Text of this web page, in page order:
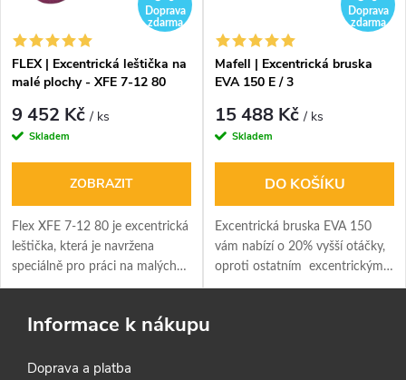
Doprava
zdarma
FLEX | Excentrická leštička na
malé plochy - XFE 7-12 80
9 452 Kč/ ks
Skladem
ZOBRAZIT
Flex XFE 7-12 80 je excentrická
leštička, která je navržena
speciálně pro práci na malých
plochách a komplikovaných
Doprava
zdarma
Mafell | Excentrická bruska
EVA 150 E / 3
15 488 Kč/ ks
Skladem
DO KOŠÍKU
Excentrická bruska EVA 150
vám nabízí o 20% vyšší otáčky,
oproti ostatním excentrickým
bruskám. To zvyšuje výkon a
Informace k nákupu
Doprava a platba